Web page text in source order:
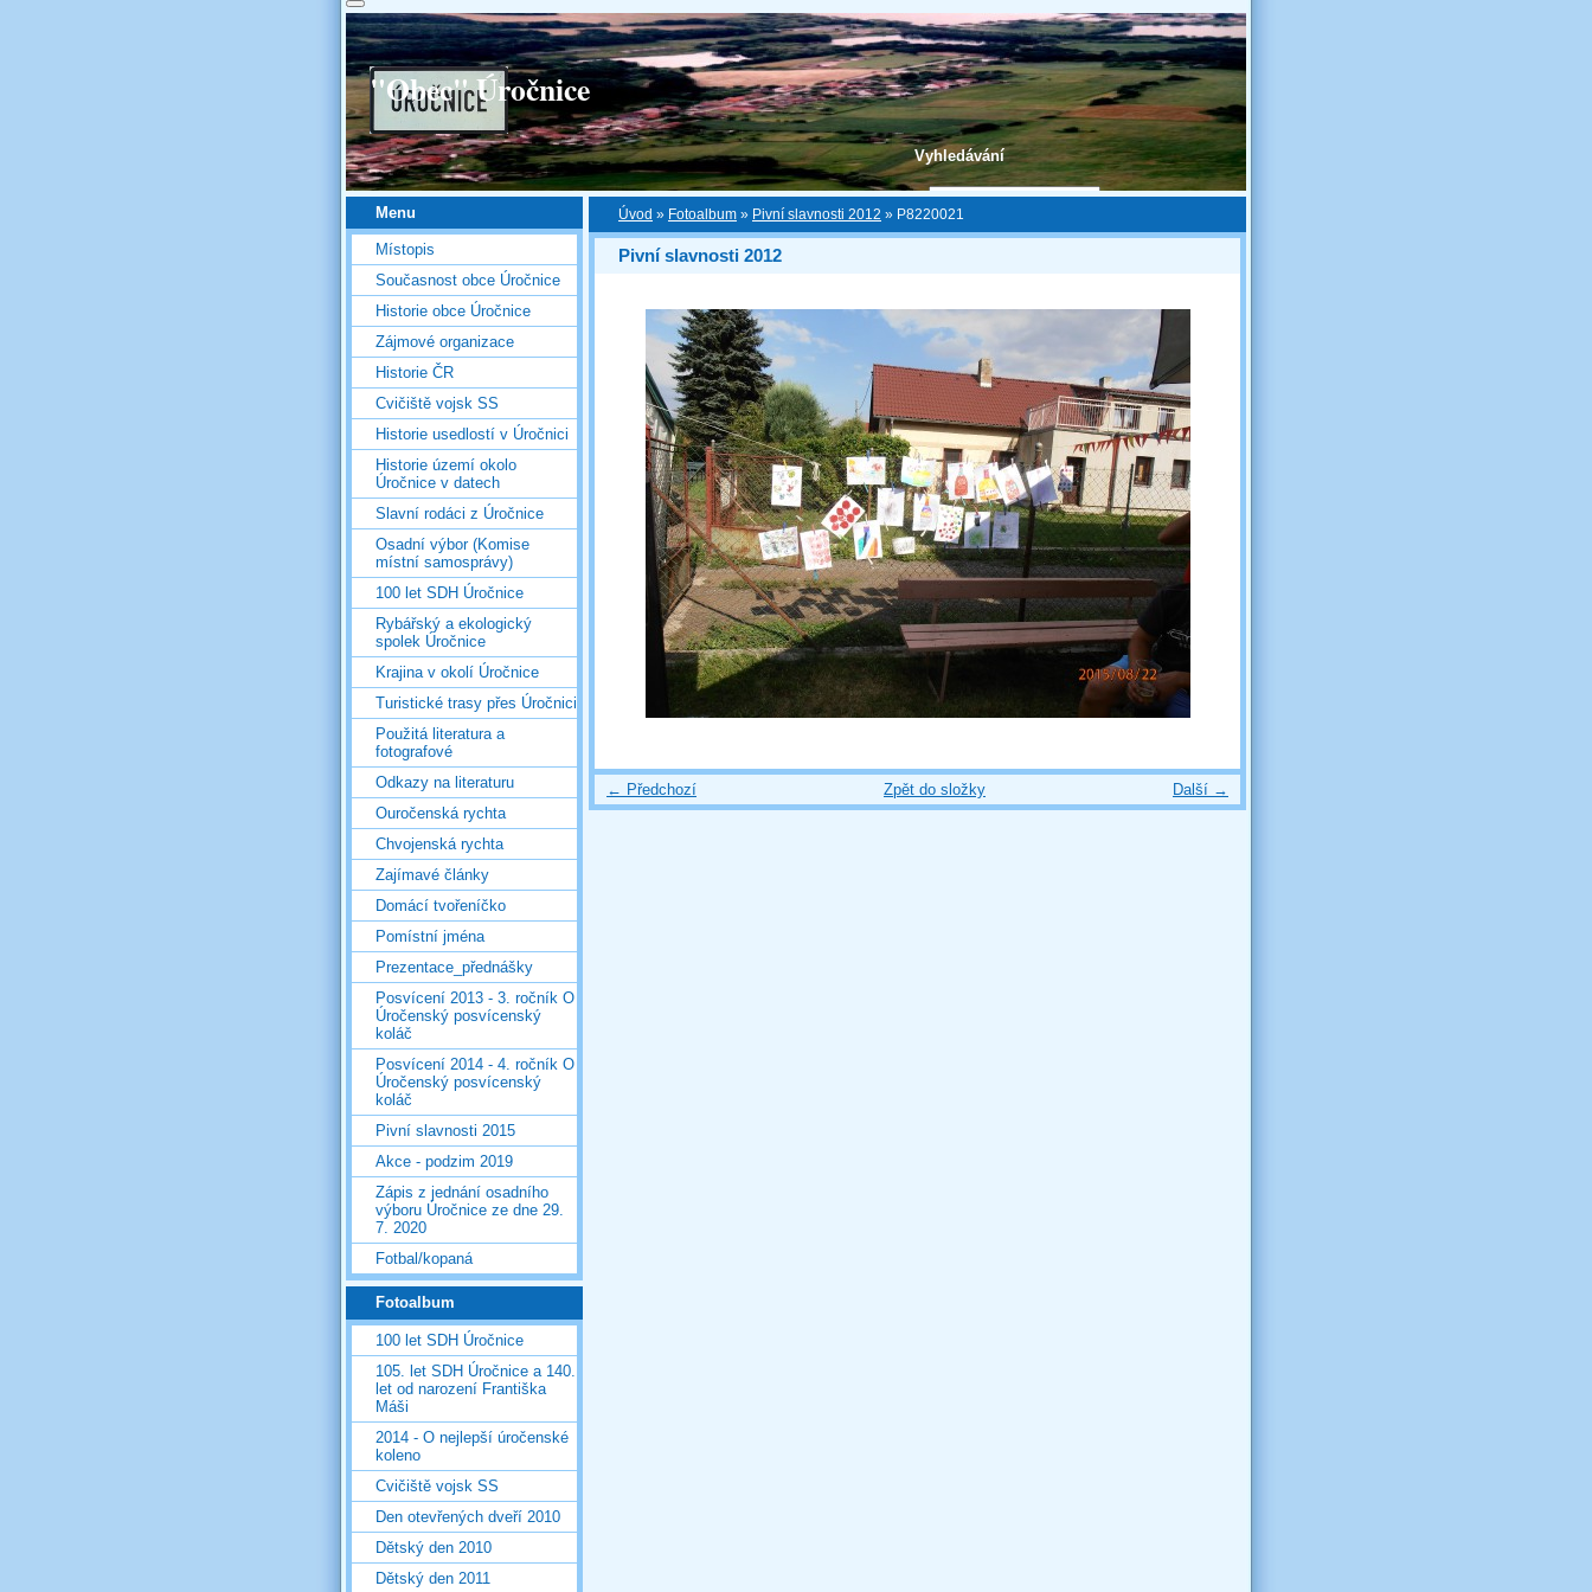
Vyhledávání
"Obec" Úročnice
Úvod » Fotoalbum » Pivní slavnosti 2012 » P8220021
Pivní slavnosti 2012
← Předchozí Další →
Zpět do složky
Menu
Místopis
Současnost obce Úročnice
Historie obce Úročnice
Zájmové organizace
Historie ČR
Cvičiště vojsk SS
Historie usedlostí v Úročnici
Historie území okolo
Úročnice v datech
Slavní rodáci z Úročnice
Osadní výbor (Komise
místní samosprávy)
100 let SDH Úročnice
Rybářský a ekologický
spolek Úročnice
Krajina v okolí Úročnice
Turistické trasy přes Úročnici
Použitá literatura a
fotografové
Odkazy na literaturu
Ouročenská rychta
Chvojenská rychta
Zajímavé články
Domácí tvořeníčko
Pomístní jména
Prezentace_přednášky
Posvícení 2013 - 3. ročník O
Úročenský posvícenský
koláč
Posvícení 2014 - 4. ročník O
Úročenský posvícenský
koláč
Pivní slavnosti 2015
Akce - podzim 2019
Zápis z jednání osadního
výboru Úročnice ze dne 29.
7. 2020
Fotbal/kopaná
Fotoalbum
100 let SDH Úročnice
105. let SDH Úročnice a 140.
let od narození Františka
Máši
2014 - O nejlepší úročenské
koleno
Cvičiště vojsk SS
Den otevřených dveří 2010
Dětský den 2010
Dětský den 2011